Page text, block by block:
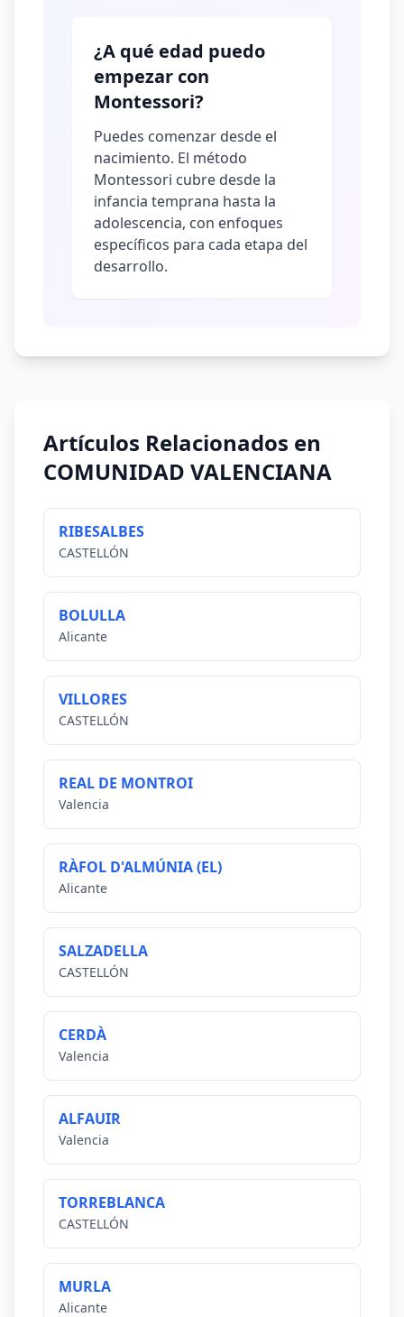
¿A qué edad puedo
empezar con
Montessori?
Puedes comenzar desde el
nacimiento. El método
Montessori cubre desde la
infancia temprana hasta la
adolescencia, con enfoques
específicos para cada etapa del
desarrollo.
Artículos Relacionados en
COMUNIDAD VALENCIANA
RIBESALBES
CASTELLÓN
BOLULLA
Alicante
VILLORES
CASTELLÓN
REAL DE MONTROI
Valencia
RÀFOL D'ALMÚNIA (EL)
Alicante
SALZADELLA
CASTELLÓN
CERDÀ
Valencia
ALFAUIR
Valencia
TORREBLANCA
CASTELLÓN
MURLA
Alicante